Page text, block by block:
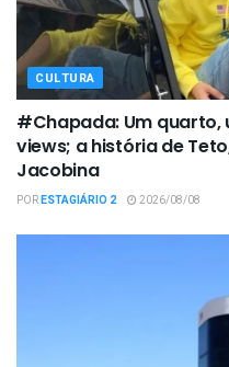
CULTURA
#Chapada: Um quarto,
views; a história de
Jacobina
PORESTAGIÁRIO 2 2026/08/08